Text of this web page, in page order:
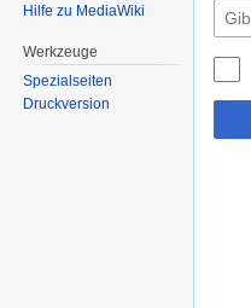
Hilfe zu MediaWiki
Werkzeuge
Spezialseiten
Druckversion